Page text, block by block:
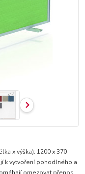
x výška): 1200 x 370
k vytvoření pohodlného a